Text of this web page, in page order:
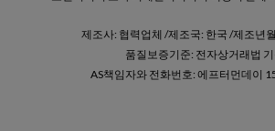
제조사: 협력업체 /제조국: 한국 /제조년
품질보증기준: 전자상거래법
AS책임자와 전화번호: 에프터먼데이